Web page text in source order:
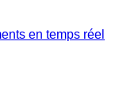
en temps réel